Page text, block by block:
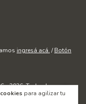
para agilizar tu
ingresá acá. / Botón
- 2026. Todos los